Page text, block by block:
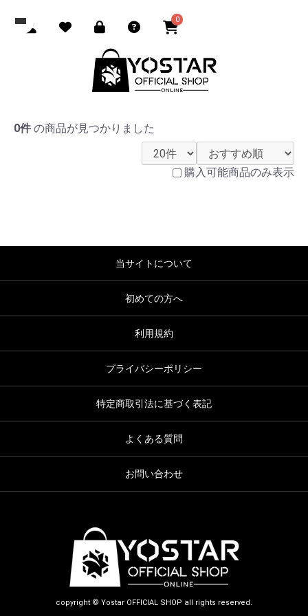
0
0件 の商品が見つかりました
購入可能商品のみ表示
当サイトについて
初めての方へ
利用規約
プライバシーポリシー
特定商取引法に基づく表記
よくある質問
お問い合わせ
copyright © Yostar OFFICIAL SHOP all rights reserved.